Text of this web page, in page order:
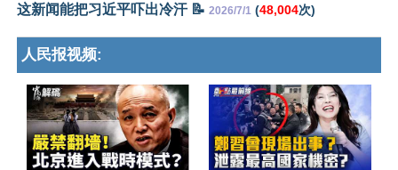
这新闻能把习近平吓出冷汗 📝 2026/7/1 (48,004次)
人民报视频: